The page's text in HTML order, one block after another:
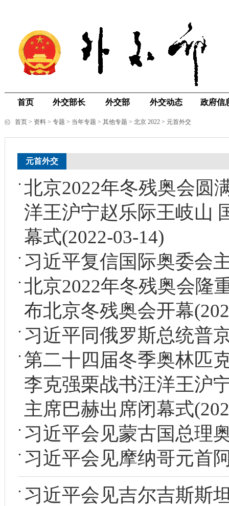
首页 外交部长 外交部 外交动态 政府信
首页 > 资料 > 专题 > 当年专题 > 其他专题 > 北京 2022 > 元首外交
元首外交
北京2022年冬残奥会圆
洋王沪宁赵乐际王岐山
幕式(2022-03-14)
习近平复信国际奥委会
北京2022年冬残奥会隆
布北京冬残奥会开幕
习近平同俄罗斯总统普
第二十四届冬季奥林匹
李克强栗战书汪洋王沪
主席巴赫出席闭幕式
习近平会见蒙古国总理
习近平会见摩纳哥元首
习近平会见吉尔吉斯斯